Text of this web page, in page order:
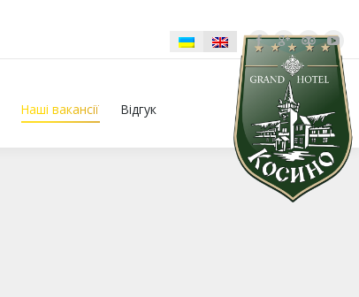
Наші вакансії Відгук